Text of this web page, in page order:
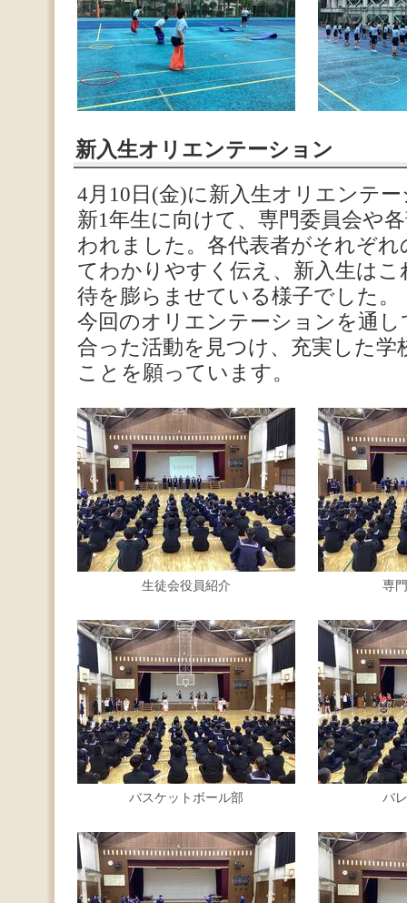
新入生オリエンテーション
4月10日(金)に新入生オリエンテ
新1年生に向けて、専門委員会や
われました。各代表者がそれぞ
てわかりやすく伝え、新入生は
待を膨らませている様子でした。
今回のオリエンテーションを通
合った活動を見つけ、充実した
ことを願っています。
生徒会役員紹介 専
バスケットボール部 バ